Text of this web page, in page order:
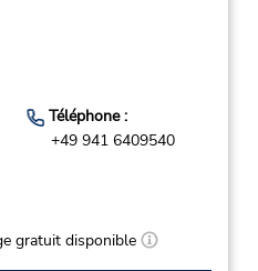
Téléphone :
+49 941 6409540
gratuit disponible